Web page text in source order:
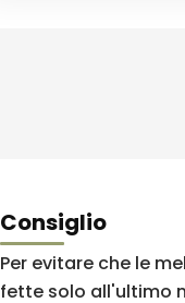
Consiglio
Per evitare che le
fette solo all'ultimo